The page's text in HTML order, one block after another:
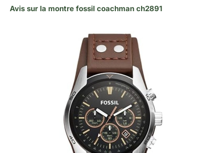
Avis sur la montre fossil coachman ch2891